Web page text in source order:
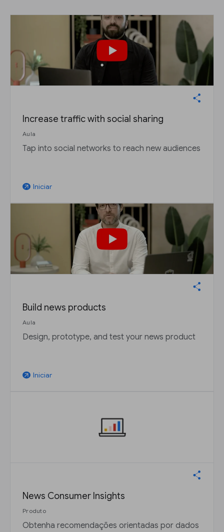
Increase traffic with social sharing
Aula
Tap into social networks to reach new audiences
arrow_outward Iniciar
Build news products
Aula
Design, prototype, and test your news product
arrow_outward Iniciar
News Consumer Insights
Produto
Obtenha recomendações orientadas por dados